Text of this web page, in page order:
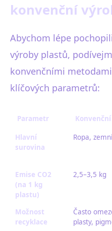
konvenční
Abychom lépe
výroby plastů,
konvenčními
klíčových parametrů:
Parametr
Hlavní
surovina
Ropa,
Emise CO2
(na 1 kg
plastu)
2,5–3,5 kg
Možnost
recyklace
Často
plasty,